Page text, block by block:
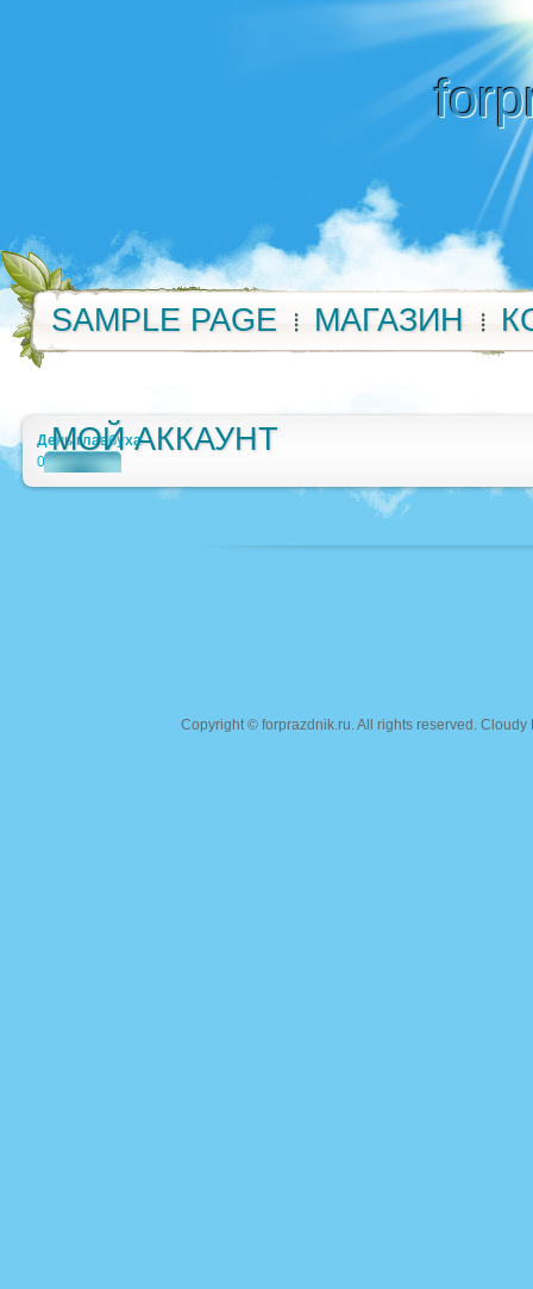
SAMPLE PAGE МАГАЗИН
МОЙ АККАУНТ
День главбуха
0
Copyright © forprazdnik.ru. All rights reserved.